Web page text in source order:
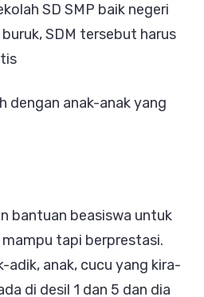
SD SMP baik negeri
SDM tersebut harus
dengan anak-anak yang
bantuan beasiswa untuk
tapi berprestasi.
adik, anak, cucu yang kira-
di desil 1 dan 5 dan dia